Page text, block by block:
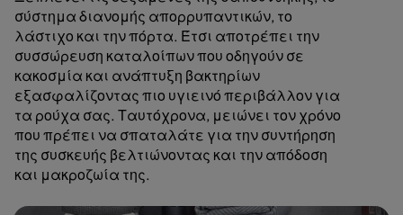
σύστημα διανομής απορρυπαντικών, το
λάστιχο και την πόρτα. Έτσι αποτρέπει την
συσσώρευση καταλοίπων που οδηγούν σε
κακοσμία και ανάπτυξη βακτηρίων
εξασφαλίζοντας πιο υγιεινό περιβάλλον για
τα ρούχα σας. Ταυτόχρονα, μειώνει τον χρόνο
που πρέπει να σπαταλάτε για την συντήρηση
της συσκευής βελτιώνοντας και την απόδοση
και μακροζωία της.